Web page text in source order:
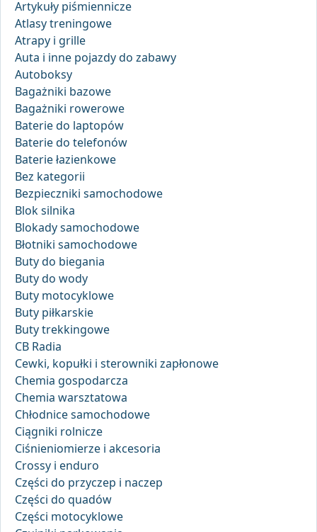
Artykuły piśmiennicze
Atlasy treningowe
Atrapy i grille
Auta i inne pojazdy do zabawy
Autoboksy
Bagażniki bazowe
Bagażniki rowerowe
Baterie do laptopów
Baterie do telefonów
Baterie łazienkowe
Bez kategorii
Bezpieczniki samochodowe
Blok silnika
Blokady samochodowe
Błotniki samochodowe
Buty do biegania
Buty do wody
Buty motocyklowe
Buty piłkarskie
Buty trekkingowe
CB Radia
Cewki, kopułki i sterowniki zapłonowe
Chemia gospodarcza
Chemia warsztatowa
Chłodnice samochodowe
Ciągniki rolnicze
Ciśnieniomierze i akcesoria
Crossy i enduro
Części do przyczep i naczep
Części do quadów
Części motocyklowe